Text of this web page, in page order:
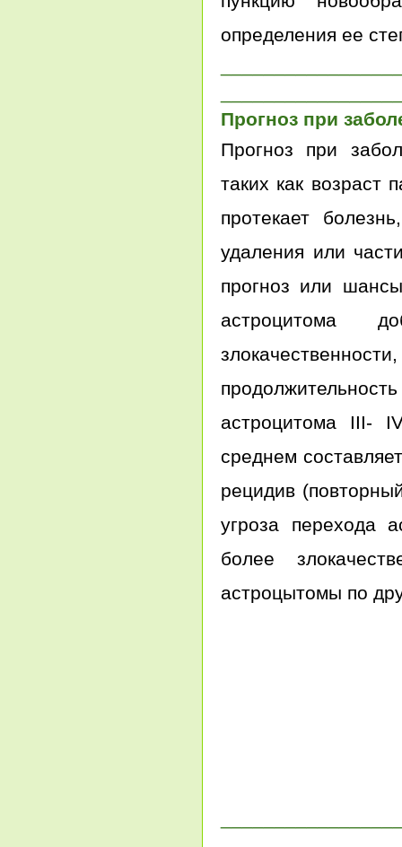
определения ее
Прогноз при
Прогноз при
таких как
протекает
удаления или
прогноз или
астроцитома
астроцитома III-
среднем
рецидив
угроза перехода
более
астроцытомы по